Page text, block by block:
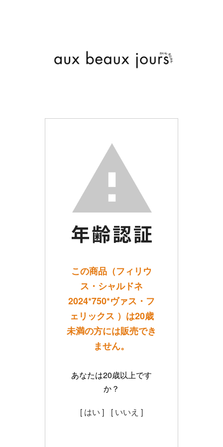
この商品（フィリウ
ス・シャルドネ
2024*750*ヴァス・フ
ェリックス ）は20歳
未満の方には販売でき
ません。
あなたは20歳以上です
か？
[ はい ] [ いいえ ]